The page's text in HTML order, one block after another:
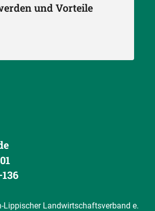
und Vorteile
Lippischer Landwirtschaftsverband e.